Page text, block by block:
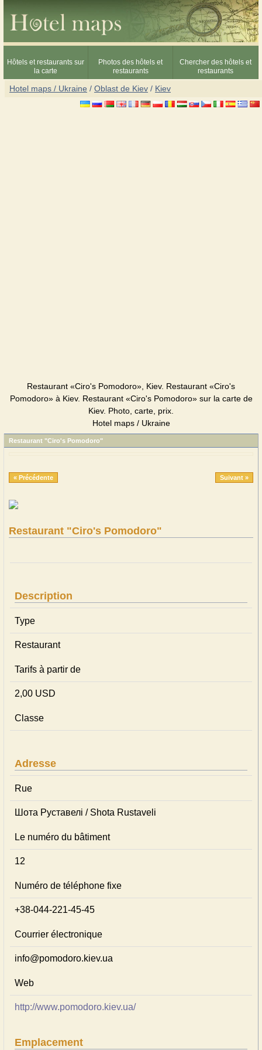
Hôtels et restaurants sur
la carte
Photos des hôtels et
restaurants
Chercher des hôtels et
restaurants
Hotel maps / Ukraine / Oblast de Kiev / Kiev
Restaurant «Ciro's Pomodoro», Kiev. Restaurant «Ciro's
Pomodoro» à Kiev. Restaurant «Ciro's Pomodoro» sur la carte de
Kiev. Photo, carte, prix.
Hotel maps / Ukraine
Restaurant "Ciro's Pomodoro"
« Précédente Suivant »
Restaurant "Ciro's Pomodoro"
Description
Type
Restaurant
Tarifs à partir de
2,00 USD
Classe
Adresse
Rue
Шота Руставелі / Shota Rustaveli
Le numéro du bâtiment
12
Numéro de téléphone fixe
+38-044-221-45-45
Courrier électronique
info@pomodoro.kiev.ua
Web
http://www.pomodoro.kiev.ua/
Emplacement